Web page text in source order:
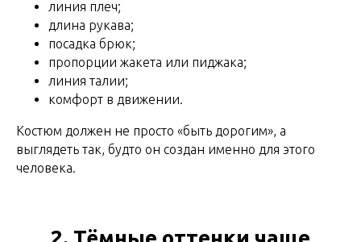
линия плеч;
длина рукава;
посадка брюк;
пропорции жакета или пиджака;
линия талии;
комфорт в движении.
Костюм должен не просто «быть дорогим», а
выглядеть так, будто он создан именно для этого
человека.